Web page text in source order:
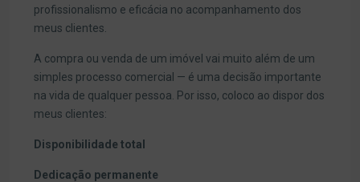
profissionalismo e eficácia no acompanhamento dos
meus clientes.
A compra ou venda de um imóvel vai muito além de um
simples processo comercial — é uma decisão importante
na vida de qualquer pessoa. Por isso, coloco ao dispor dos
meus clientes:
Disponibilidade total
Dedicação permanente